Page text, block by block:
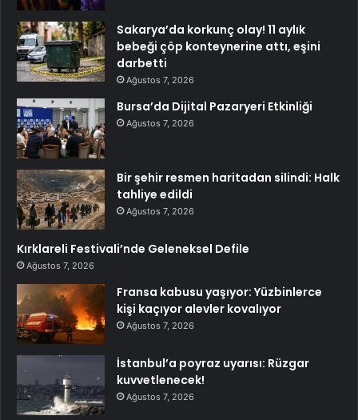
Sakarya’da korkunç olay! 11 aylık
bebeği çöp konteynerine attı, eşini
darbetti
Ağustos 7, 2026
Bursa’da Dijital Pazaryeri Etkinliği
Ağustos 7, 2026
Bir şehir resmen haritadan silindi: Halk
tahliye edildi
Ağustos 7, 2026
Kırklareli Festivali’nde Geleneksel Defile
Ağustos 7, 2026
Fransa kabusu yaşıyor: Yüzbinlerce
kişi kaçıyor alevler kovalıyor
Ağustos 7, 2026
İstanbul’a poyraz uyarısı: Rüzgar
kuvvetlenecek!
Ağustos 7, 2026